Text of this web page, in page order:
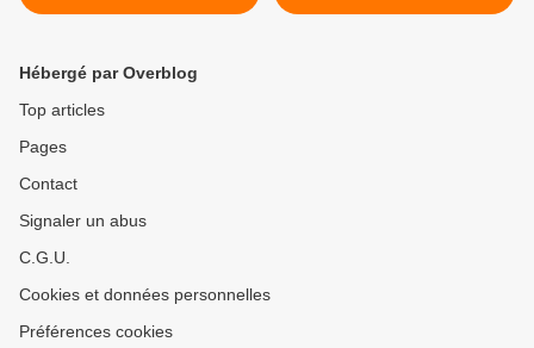
année ?
Hébergé par Overblog
Top articles
Pages
Contact
Signaler un abus
C.G.U.
Cookies et données personnelles
Préférences cookies